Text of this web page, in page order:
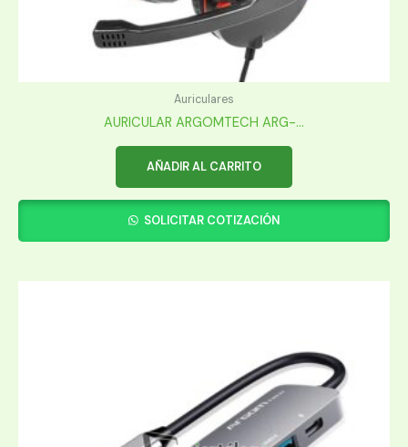
Auriculares
AURICULAR ARGOMTECH ARG-...
AÑADIR AL CARRITO
SOLICITAR COTIZACIÓN